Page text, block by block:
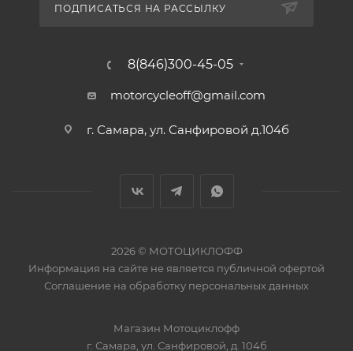
ПОДПИСАТЬСЯ НА РАССЫЛКУ
8(846)300-45-05
motorcycleoff@gmail.com
г. Самара, ул. Санфировой д.104б
2026 © МОТОЦИКЛОФФ
Информация на сайте не является публичной офертой
Соглашение на обработку персональных данных
Магазин Мотоциклофф
г. Самара ул. Санфировой, д. 104б